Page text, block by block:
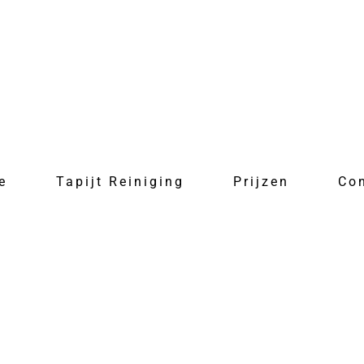
Tapijt Reiniging Prijzen